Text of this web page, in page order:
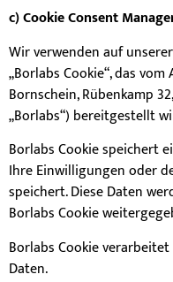
c) Cookie Consent
Wir verwenden auf
„Borlabs Cookie“, das
Bornschein, Rübenkamp
„Borlabs“) bereitgestellt
Borlabs Cookie speichert
Ihre Einwilligungen oder
speichert. Diese Daten
Borlabs Cookie
Borlabs Cookie
Daten.